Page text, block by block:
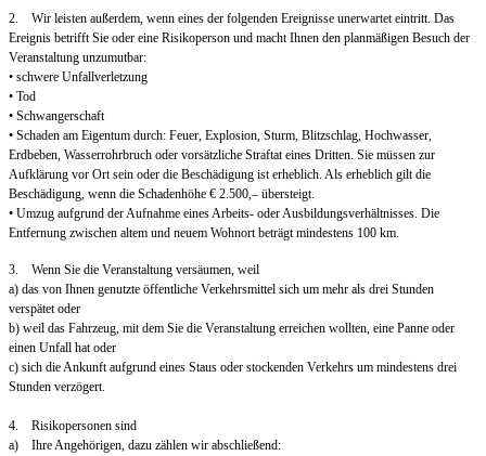
2. Wir leisten außerdem, wenn eines der folgenden Ereignisse unerwartet eintritt. Das
Ereignis betrifft Sie oder eine Risikoperson und macht Ihnen den planmäßigen Besuch der
Veranstaltung unzumutbar:
• schwere Unfallverletzung
• Tod
• Schwangerschaft
• Schaden am Eigentum durch: Feuer, Explosion, Sturm, Blitzschlag, Hochwasser,
Erdbeben, Wasserrohrbruch oder vorsätzliche Straftat eines Dritten. Sie müssen zur
Aufklärung vor Ort sein oder die Beschädigung ist erheblich. Als erheblich gilt die
Beschädigung, wenn die Schadenhöhe € 2.500,– übersteigt.
• Umzug aufgrund der Aufnahme eines Arbeits- oder Ausbildungsverhältnisses. Die
Entfernung zwischen altem und neuem Wohnort beträgt mindestens 100 km.
3. Wenn Sie die Veranstaltung versäumen, weil
a) das von Ihnen genutzte öffentliche Verkehrsmittel sich um mehr als drei Stunden
verspätet oder
b) weil das Fahrzeug, mit dem Sie die Veranstaltung erreichen wollten, eine Panne oder
einen Unfall hat oder
c) sich die Ankunft aufgrund eines Staus oder stockenden Verkehrs um mindestens drei
Stunden verzögert.
4. Risikopersonen sind
a) Ihre Angehörigen, dazu zählen wir abschließend: